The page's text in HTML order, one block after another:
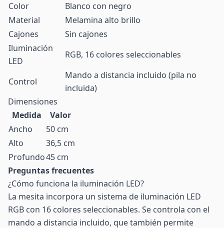
Color
Blanco con negro
Material
Melamina alto brillo
Cajones
Sin cajones
Iluminación
LED
RGB, 16 colores seleccionables
Control
Mando a distancia incluido (pila no
incluida)
Dimensiones
Medida
Valor
Ancho
50 cm
Alto
36,5 cm
Profundo45 cm
Preguntas frecuentes
¿Cómo funciona la iluminación LED?
La mesita incorpora un sistema de iluminación LED
RGB con 16 colores seleccionables. Se controla con el
mando a distancia incluido, que también permite